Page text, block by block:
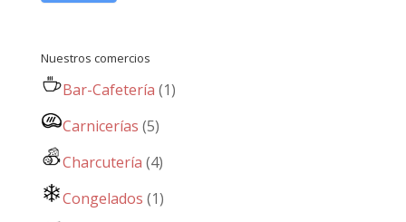
Nuestros comercios
Bar-Cafetería (1)
Carnicerías (5)
Charcutería (4)
Congelados (1)